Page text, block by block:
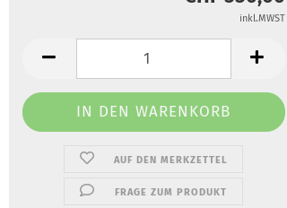
inkl.MWST
AUF DEN MERKZETTEL
FRAGE ZUM PRODUKT